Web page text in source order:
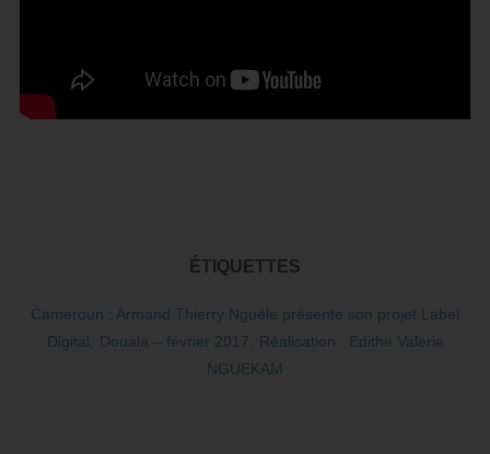
ÉTIQUETTES
Cameroun : Armand Thierry Nguéle présente son projet Label
Digital
Douala – février 2017
Réalisation : Edithe Valerie
NGUEKAM